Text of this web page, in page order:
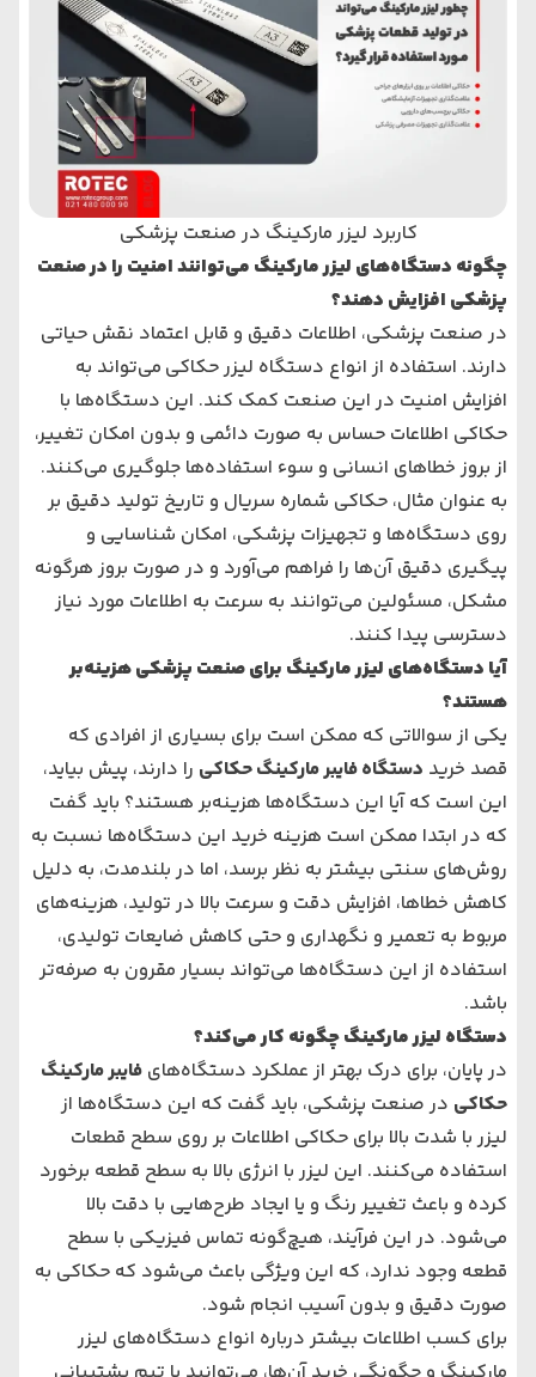
کاربرد لیزر مارکینگ در صنعت پزشکی
چگونه دستگاه‌های لیزر مارکینگ می‌توانند امنیت را در صنعت
پزشکی افزایش دهند؟
در صنعت پزشکی، اطلاعات دقیق و قابل اعتماد نقش حیاتی
دارند. استفاده ازانواع دستگاه لیزر حکاکی می‌تواند به
افزایش امنیت در این صنعت کمک کند. این دستگاه‌ها با
حکاکی اطلاعات حساس به صورت دائمی و بدون امکان تغییر،
از بروز خطاهای انسانی و سوء استفاده‌ها جلوگیری می‌کنند.
به عنوان مثال، حکاکی شماره سریال و تاریخ تولید دقیق بر
روی دستگاه‌ها و تجهیزات پزشکی، امکان شناسایی و
پیگیری دقیق آن‌ها را فراهم می‌آورد و در صورت بروز هرگونه
مشکل، مسئولین می‌توانند به سرعت به اطلاعات مورد نیاز
دسترسی پیدا کنند.
آیا دستگاه‌های لیزر مارکینگ برای صنعت پزشکی هزینه‌بر
هستند؟
یکی از سوالاتی که ممکن است برای بسیاری از افرادی که
قصد خرید دستگاه فایبر مارکینگ حکاکی را دارند، پیش بیاید،
این است که آیا این دستگاه‌ها هزینه‌بر هستند؟ باید گفت
که در ابتدا ممکن است هزینه خرید این دستگاه‌ها نسبت به
روش‌های سنتی بیشتر به نظر برسد، اما در بلندمدت، به دلیل
کاهش خطاها، افزایش دقت و سرعت بالا در تولید، هزینه‌های
مربوط به تعمیر و نگهداری و حتی کاهش ضایعات تولیدی،
استفاده از این دستگاه‌ها می‌تواند بسیار مقرون به صرفه‌تر
باشد.
دستگاه لیزر مارکینگ چگونه کار می‌کند؟
در پایان، برای درک بهتر از عملکرد دستگاه‌های فایبر مارکینگ
حکاکی در صنعت پزشکی، باید گفت که این دستگاه‌ها از
لیزر با شدت بالا برای حکاکی اطلاعات بر روی سطح قطعات
استفاده می‌کنند. این لیزر با انرژی بالا به سطح قطعه برخورد
کرده و باعث تغییر رنگ و یا ایجاد طرح‌هایی با دقت بالا
می‌شود. در این فرآیند، هیچ‌گونه تماس فیزیکی با سطح
قطعه وجود ندارد، که این ویژگی باعث می‌شود که حکاکی به
صورت دقیق و بدون آسیب انجام شود.
برای کسب اطلاعات بیشتر درباره انواع دستگاه‌های لیزر